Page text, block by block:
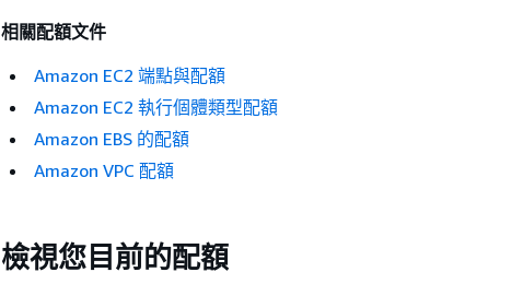
相關配額文件
Amazon EC2 端點與配額
Amazon EC2 執行個體類型配額
Amazon EBS 的配額
Amazon VPC 配額
檢視您目前的配額